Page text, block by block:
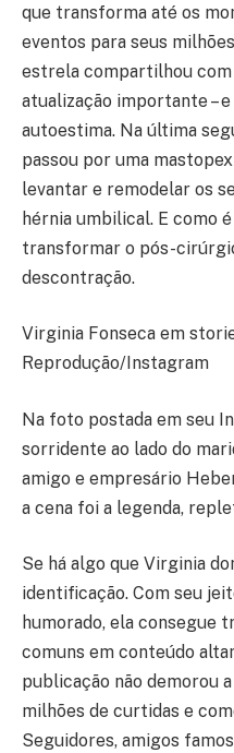
que transforma até os
eventos para seus
estrela compartilhou com
atualização importante –
autoestima. Na última
passou por uma
levantar e remodelar os
hérnia umbilical. E como
transformar o pós-
descontração.
Virginia Fonseca em
Reprodução/Instagram
Na foto postada em seu
sorridente ao lado do
amigo e empresário
a cena foi a legenda,
Se há algo que Virginia
identificação. Com seu
humorado, ela consegue
comuns em conteúdo
publicação não demorou
milhões de curtidas e
Seguidores, amigos